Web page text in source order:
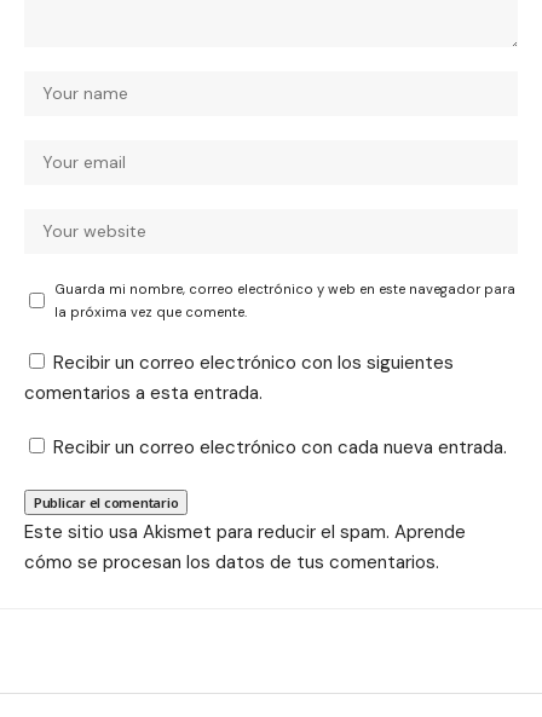
Guarda mi nombre, correo electrónico y web en este navegador para
la próxima vez que comente.
Recibir un correo electrónico con los siguientes
comentarios a esta entrada.
Recibir un correo electrónico con cada nueva entrada.
Este sitio usa Akismet para reducir el spam. Aprende
cómo se procesan los datos de tus comentarios.